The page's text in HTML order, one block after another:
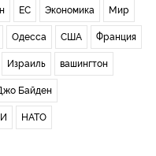
ЕС Экономика Мир
Одесса США Франция
Израиль вашингтон
Байден
НАТО